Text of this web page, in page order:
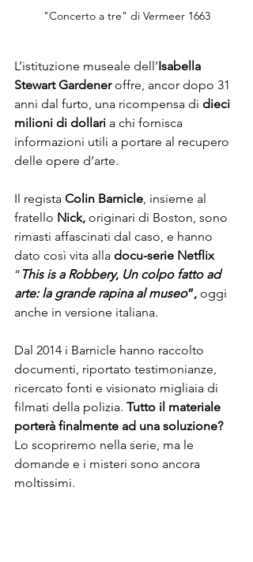
"Concerto a tre" di Vermeer 1663
L’istituzione museale dell’Isabella
Stewart Gardener offre, ancor dopo 31
anni dal furto, una ricompensa di dieci
milioni di dollari a chi fornisca
informazioni utili a portare al recupero
delle opere d’arte.
Il regista Colin Barnicle , insieme al
fratello Nick, originari di Boston, sono
rimasti affascinati dal caso, e hanno
dato così vita alla docu-serie Netflix
“This is a Robbery, Un colpo fatto ad
arte: la grande rapina al museo”, oggi
anche in versione italiana.
Dal 2014 i Barnicle hanno raccolto
documenti, riportato testimonianze,
ricercato fonti e visionato migliaia di
filmati della polizia. Tutto il materiale
porterà finalmente ad una soluzione?
Lo scopriremo nella serie, ma le
domande e i misteri sono ancora
moltissimi.